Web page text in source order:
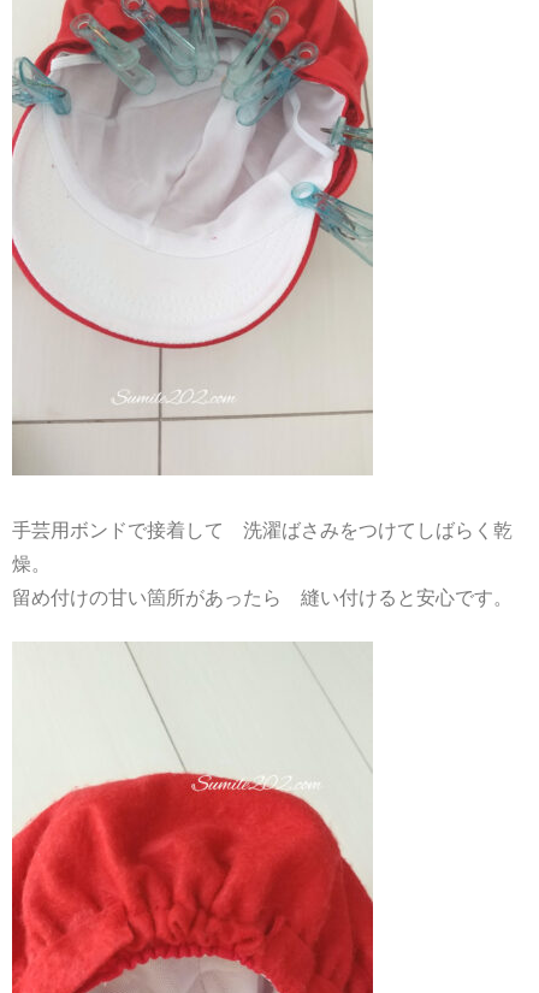
手芸用ボンドで接着して 洗濯ばさみをつけてしばらく乾
燥。
留め付けの甘い箇所があったら 縫い付けると安心です。